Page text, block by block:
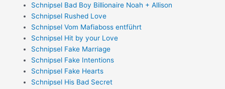
Schnipsel Bad Boy Billionaire Noah + Allison
Schnipsel Rushed Love
Schnipsel Vom Mafiaboss entführt
Schnipsel Hit by your Love
Schnipsel Fake Marriage
Schnipsel Fake Intentions
Schnipsel Fake Hearts
Schnipsel His Bad Secret